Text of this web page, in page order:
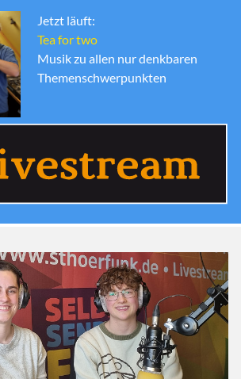
Jetzt läuft:
Tea for two
Musik zu allen nur denkbaren
Themenschwerpunkten